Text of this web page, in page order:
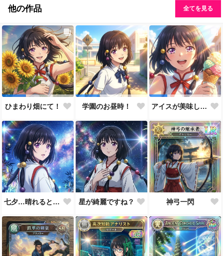
他の作品 全てを見る
ひまわり畑にて！ 学園のお昼時！ アイスが美味しい季節です
七夕…晴れると良いなぁ。 星が綺麗ですね？ 神弓一閃